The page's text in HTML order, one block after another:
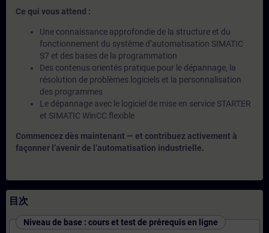
Ce qui vous attend :
Une connaissance approfondie de la structure et du
fonctionnement du système d’automatisation SIMATIC
S7 et des bases de la programmation
Des contenus orientés pratique pour le dépannage, la
résolution de problèmes logiciels et la personnalisation
des programmes
Le dépannage avec le logiciel de mise en service STARTER
et SIMATIC WinCC flexible
Commencez dès maintenant — et contribuez activement à
façonner l’avenir de l’automatisation industrielle.
目次
Niveau de base : cours et test de prérequis en ligne